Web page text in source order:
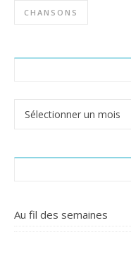
CHANSONS
Au fil des semaines